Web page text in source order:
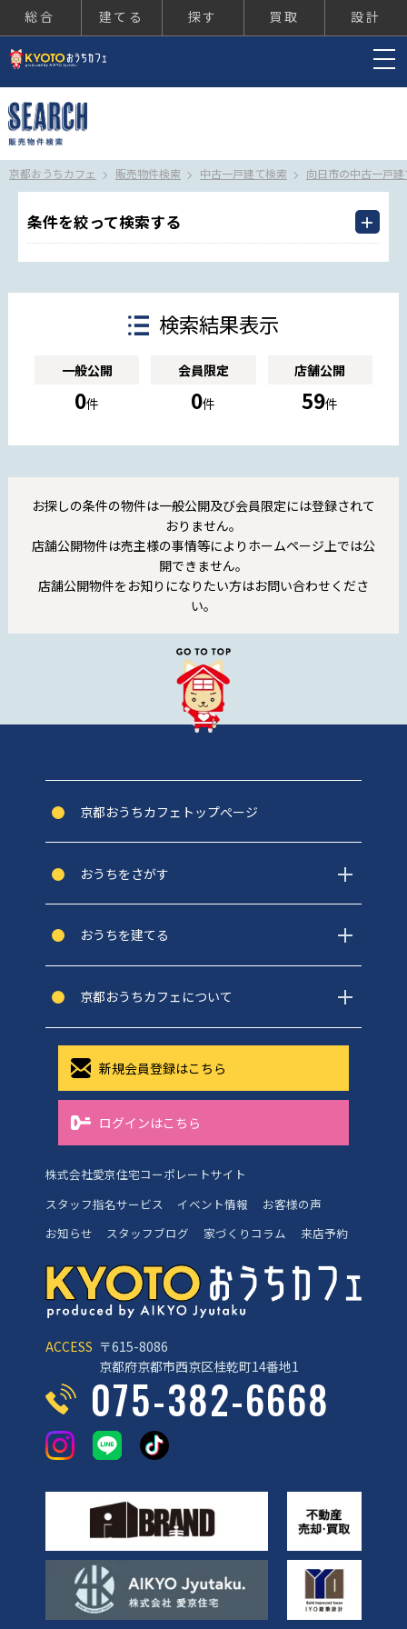
総合 建てる 探す 買取 設計
京都おうちカフェ 販売物件検索 中古一戸建て検索 向日市の中古一戸
条件を絞って検索する
検索結果表示
一般公開
0件
会員限定
0件
店舗公開
59件
お探しの条件の物件は一般公開及び会員限定には登録されて
おりません。
店舗公開物件は売主様の事情等によりホームページ上では公
開できません。
店舗公開物件をお知りになりたい方はお問い合わせくださ
い。
ACCESS 〒615-8086
京都府京都市西京区桂乾町14番地1
075-382-6668
京都おうちカフェトップぺージ
おうちをさがす
おうちを建てる
京都おうちカフェについて
新規会員登録はこちら
ログインはこちら
株式会社愛京住宅コーポレートサイト
スタッフ指名サービス
イベント情報
お客様の声
お知らせ
スタッフブログ 家づくりコラム 来店予約